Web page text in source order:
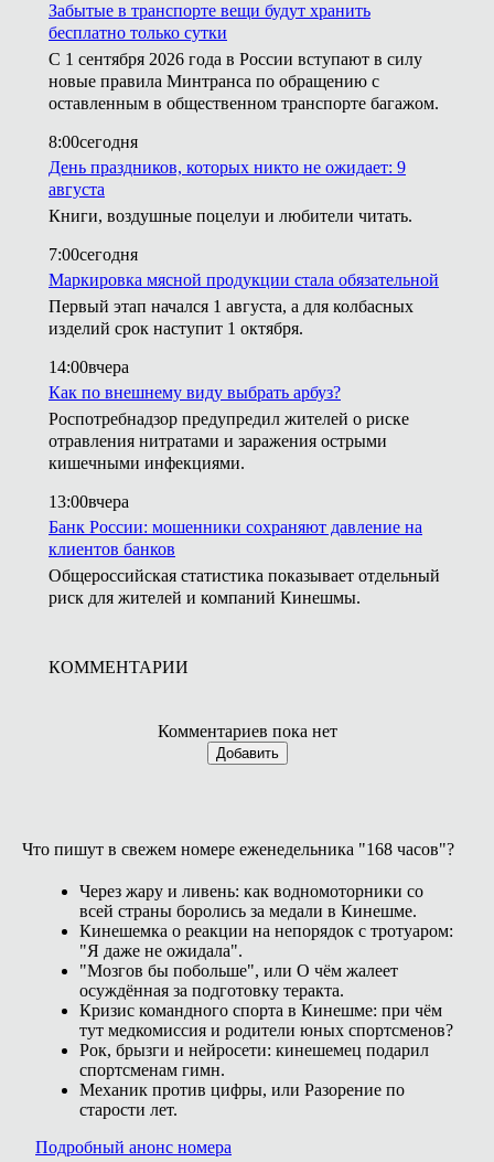
Забытые в транспорте вещи будут хранить
бесплатно только сутки
С 1 сентября 2026 года в России вступают в силу
новые правила Минтранса по обращению с
оставленным в общественном транспорте багажом.
8:00сегодня
День праздников, которых никто не ожидает: 9
августа
Книги, воздушные поцелуи и любители читать.
7:00сегодня
Маркировка мясной продукции стала обязательной
Первый этап начался 1 августа, а для колбасных
изделий срок наступит 1 октября.
14:00вчера
Как по внешнему виду выбрать арбуз?
Роспотребнадзор предупредил жителей о риске
отравления нитратами и заражения острыми
кишечными инфекциями.
13:00вчера
Банк России: мошенники сохраняют давление на
клиентов банков
Общероссийская статистика показывает отдельный
риск для жителей и компаний Кинешмы.
КОММЕНТАРИИ
Комментариев пока нет
Добавить
Что пишут в свежем номере еженедельника "168 часов"?
Через жару и ливень: как водномоторники со
всей страны боролись за медали в Кинешме.
Кинешемка о реакции на непорядок с тротуаром:
"Я даже не ожидала".
"Мозгов бы побольше", или О чём жалеет
осуждённая за подготовку теракта.
Кризис командного спорта в Кинешме: при чём
тут медкомиссия и родители юных спортсменов?
Рок, брызги и нейросети: кинешемец подарил
спортсменам гимн.
Механик против цифры, или Разорение по
старости лет.
Подробный анонс номера